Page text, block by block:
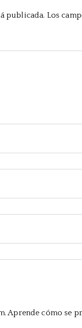
publicada. Los
Aprende cómo se